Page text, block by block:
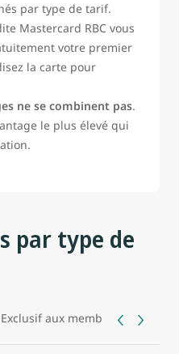
par type de tarif.
Mastercard RBC vous
votre premier
la carte pour
ne se combinent pas.
le plus élevé qui
par type de
aux membres